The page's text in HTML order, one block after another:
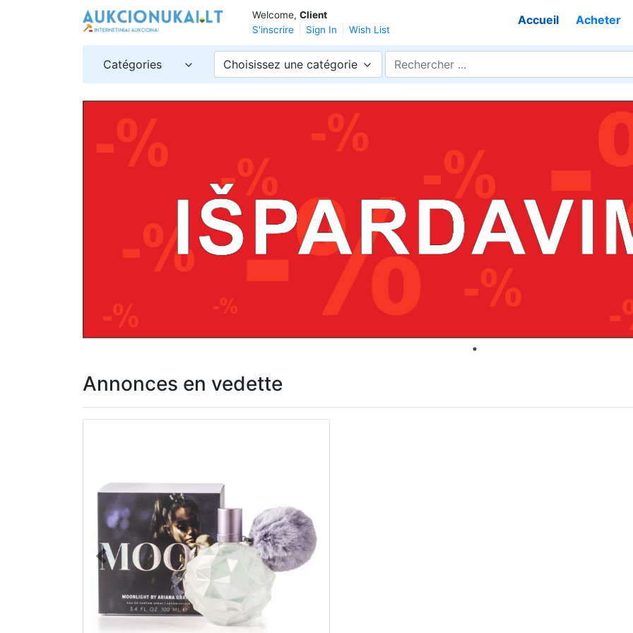
Welcome, Client
S'inscrire
Sign In Wish List
Accueil Acheter
Catégories Choisissez une catégorie
Annonces en vedette
Précédent